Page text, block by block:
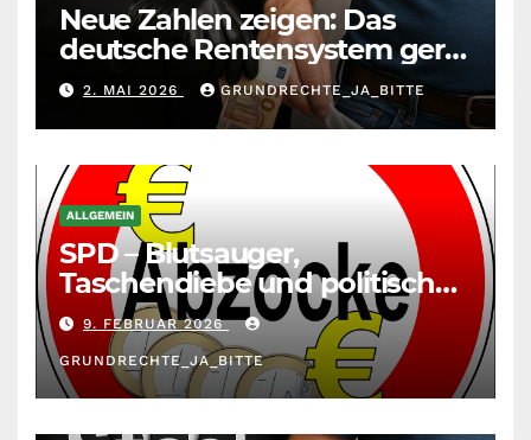
Neue Zahlen zeigen: Das
deutsche Rentensystem gerät
durch die
Massenzuwanderung
zunehmend unter die Räder.
2. MAI 2026 GRUNDRECHTE_JA_BITTE
ALLGEMEIN
SPD – Blutsauger,
Taschendiebe und politisch
unberechenbar
9. FEBRUAR 2026
GRUNDRECHTE_JA_BITTE